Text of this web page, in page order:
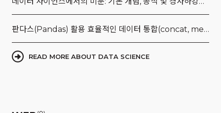
판다스(Pandas) 활용 효율적인 데이터 통합(concat, merge) 및 Tidy 데이터 형식의 이해
READ MORE ABOUT DATA SCIENCE